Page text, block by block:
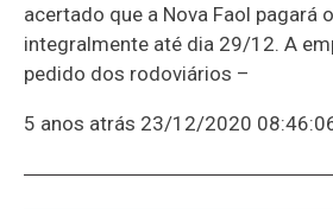
acertado que a Nova Faol pagará
integralmente até dia 29/12. A
pedido dos rodoviários –
5 anos atrás 23/12/2020